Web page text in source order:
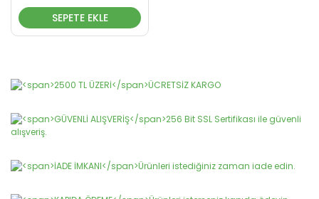
SEPETE EKLE